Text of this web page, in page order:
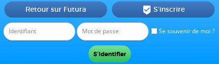
Se souvenir de moi ?
Retour sur Futura  S'inscrire